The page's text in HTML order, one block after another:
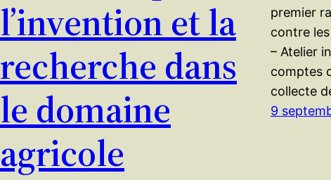
l’invention et la
recherche dans
le domaine
agricole
premier
contre
– Atelier
comptes
collecte
9